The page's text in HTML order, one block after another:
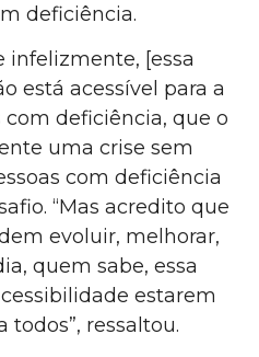
deficiência.
infelizmente, [essa
está acessível para a
com deficiência, que o
uma crise sem
com deficiência
“Mas acredito que
evoluir, melhorar,
quem sabe, essa
estarem
todos”, ressaltou.